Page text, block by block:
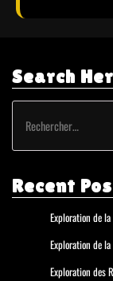
Search
Rechercher :
Recent
Exploration de
Exploration de
Exploration des